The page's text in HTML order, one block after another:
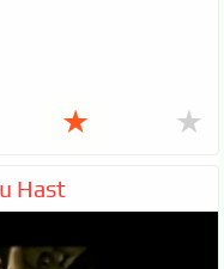
★ ★
Hast